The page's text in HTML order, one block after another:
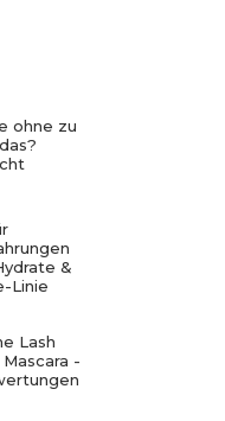
ohne zu
&
Linie
Lash
-